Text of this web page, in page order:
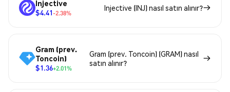
Injective
$4.41-2.38%
Injective (INJ) nasıl satın alınır?
Gram (prev.
Toncoin)
$1.36+2.01%
Gram (prev. Toncoin) (GRAM) nasıl
satın alınır?